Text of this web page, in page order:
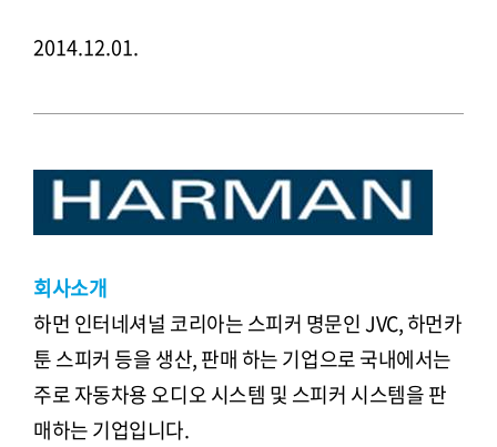
2014.12.01.
회사소개
하먼 인터네셔널 코리아는 스피커 명문인 JVC, 하먼카
툰 스피커 등을 생산, 판매 하는 기업으로 국내에서는
주로 자동차용 오디오 시스템 및 스피커 시스템을 판
매하는 기업입니다.